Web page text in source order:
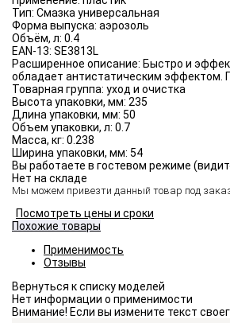
Тип: Смазка универсальная
Форма выпуска: аэрозоль
Объём, л: 0.4
EAN-13: SE3813L
Расширенное описание: Быстро и
обладает антистатическим эффектом.
Товарная группа: уход и очистка
Высота упаковки, мм: 235
Длина упаковки, мм: 50
Объем упаковки, л: 0.7
Масса, кг: 0.238
Ширина упаковки, мм: 54
Вы работаете в гостевом режиме
Нет на складе
Мы можем привезти данный товар под
Посмотреть цены и сроки
Похожие товары
Применимость
Отзывы
Нет информации о применимости
Внимание! Если вы измените текст